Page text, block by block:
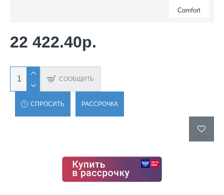
Comfort
22 422.40р.
СООБЩИТЬ
СПРОСИТЬ РАССРОЧКА